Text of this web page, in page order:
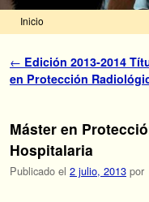
Inicio
Navegador de
← Edición 2013-2014
en Protección
Máster en
Hospitalaria
Publicado el 2 julio, 2013 por